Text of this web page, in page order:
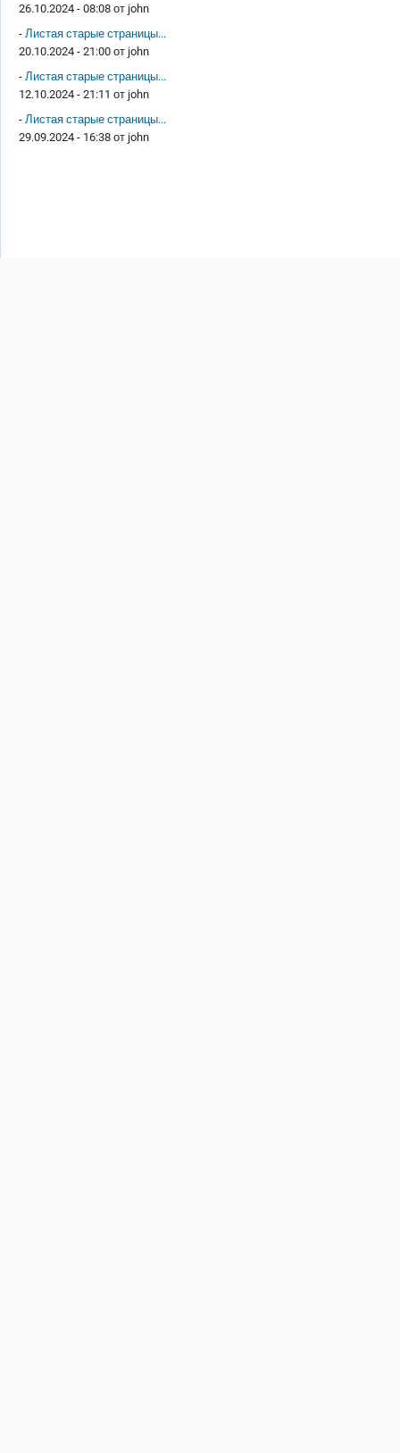
26.10.2024 - 08:08 от john
- Листая старые страницы...
20.10.2024 - 21:00 от john
- Листая старые страницы...
12.10.2024 - 21:11 от john
- Листая старые страницы...
29.09.2024 - 16:38 от john